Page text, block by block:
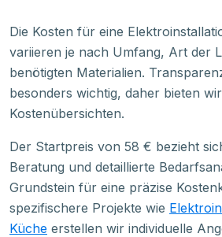
Die Kosten für eine
variieren je nach Umfang, Art der
benötigten Materialien.
besonders wichtig, daher bieten
Kostenübersichten.
Der Startpreis von 58 € bezieht
Beratung und detaillierte
Grundstein für eine präzise
spezifischere Projekte wie
Küche erstellen wir individuelle